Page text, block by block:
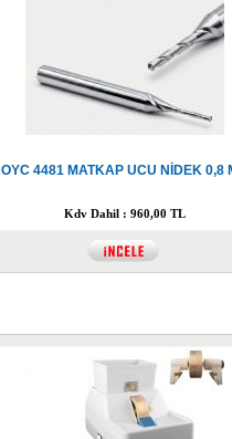
OYC 4481 MATKAP UCU NİDEK 0,8
Kdv Dahil : 960,00 TL